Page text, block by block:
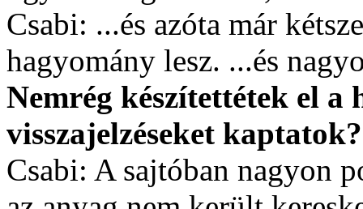
Csabi: ...és azóta már
hagyomány lesz. ...és
Nemrég készítettétek el
visszajelzéseket kaptatok?
Csabi: A sajtóban nagyon